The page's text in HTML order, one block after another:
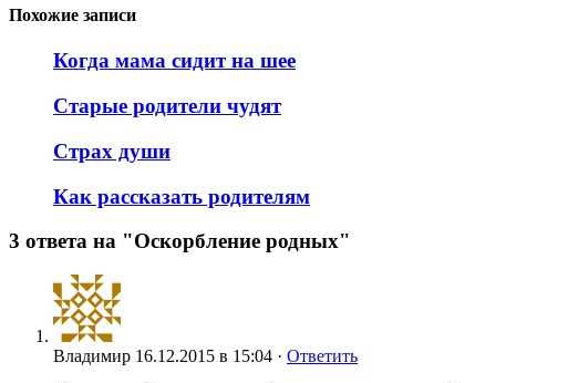
Похожие записи
Когда мама сидит на шее
Старые родители чудят
Страх души
Как рассказать родителям
3 ответа на "Оскорбление родных"
Владимир 16.12.2015 в 15:04 · Ответить